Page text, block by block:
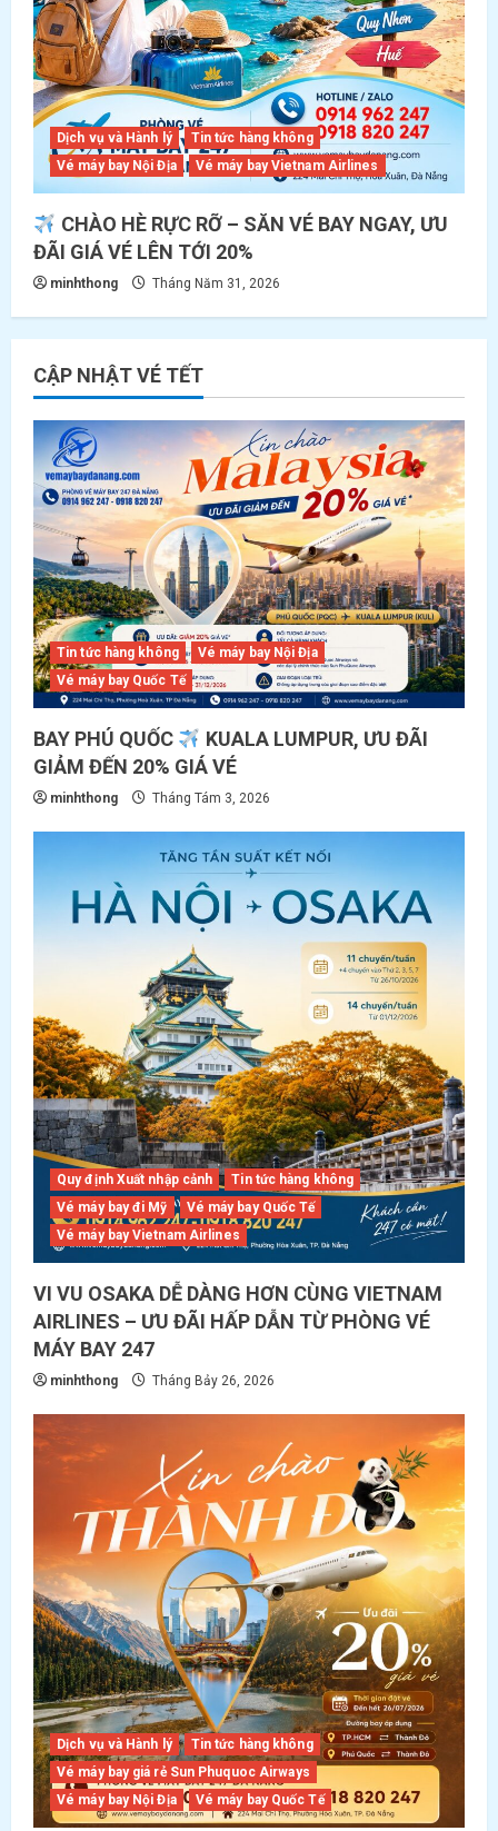
Dịch vụ và Hành lý
Tin tức hàng không
Vé máy bay Nội Địa
Vé máy bay Vietnam Airlines
CHÀO HÈ RỰC RỠ – SĂN VÉ BAY NGAY, ƯU
ĐÃI GIÁ VÉ LÊN TỚI 20%
minhthong Tháng Năm 31, 2026
CẬP NHẬT VÉ TẾT
Tin tức hàng không
Vé máy bay Nội Địa
Vé máy bay Quốc Tế
BAY PHÚ QUỐC
KUALA LUMPUR, ƯU ĐÃI
GIẢM ĐẾN 20% GIÁ VÉ
minhthong Tháng Tám 3, 2026
Quy định Xuất nhập cảnh
Tin tức hàng không
Vé máy bay đi Mỹ
Vé máy bay Quốc Tế
Vé máy bay Vietnam Airlines
VI VU OSAKA DỄ DÀNG HƠN CÙNG VIETNAM
AIRLINES – ƯU ĐÃI HẤP DẪN TỪ PHÒNG VÉ
MÁY BAY 247
minhthong Tháng Bảy 26, 2026
Dịch vụ và Hành lý
Tin tức hàng không
Vé máy bay giá rẻ Sun Phuquoc Airways
Vé máy bay Nội Địa
Vé máy bay Quốc Tế